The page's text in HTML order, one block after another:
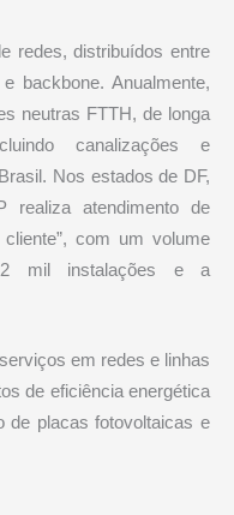
redes, distribuídos entre
backbone. Anualmente,
neutras FTTH, de longa
canalizações e
Nos estados de DF,
atendimento de
com um volume
mil instalações e a
em redes e linhas
de eficiência energética
de placas fotovoltaicas e